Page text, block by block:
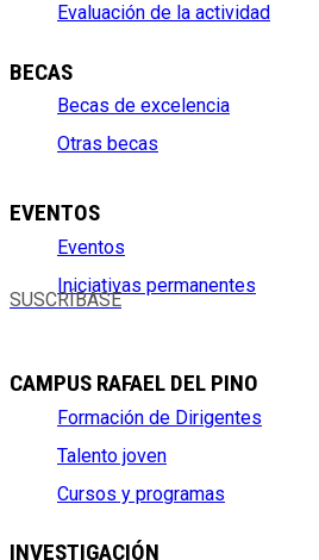
Evaluación de la actividad
BECAS
Becas de excelencia
Otras becas
EVENTOS
Eventos
Iniciativas permanentes
SUSCRÍBASE
CAMPUS RAFAEL DEL PINO
Formación de Dirigentes
Talento joven
Cursos y programas
INVESTIGACIÓN